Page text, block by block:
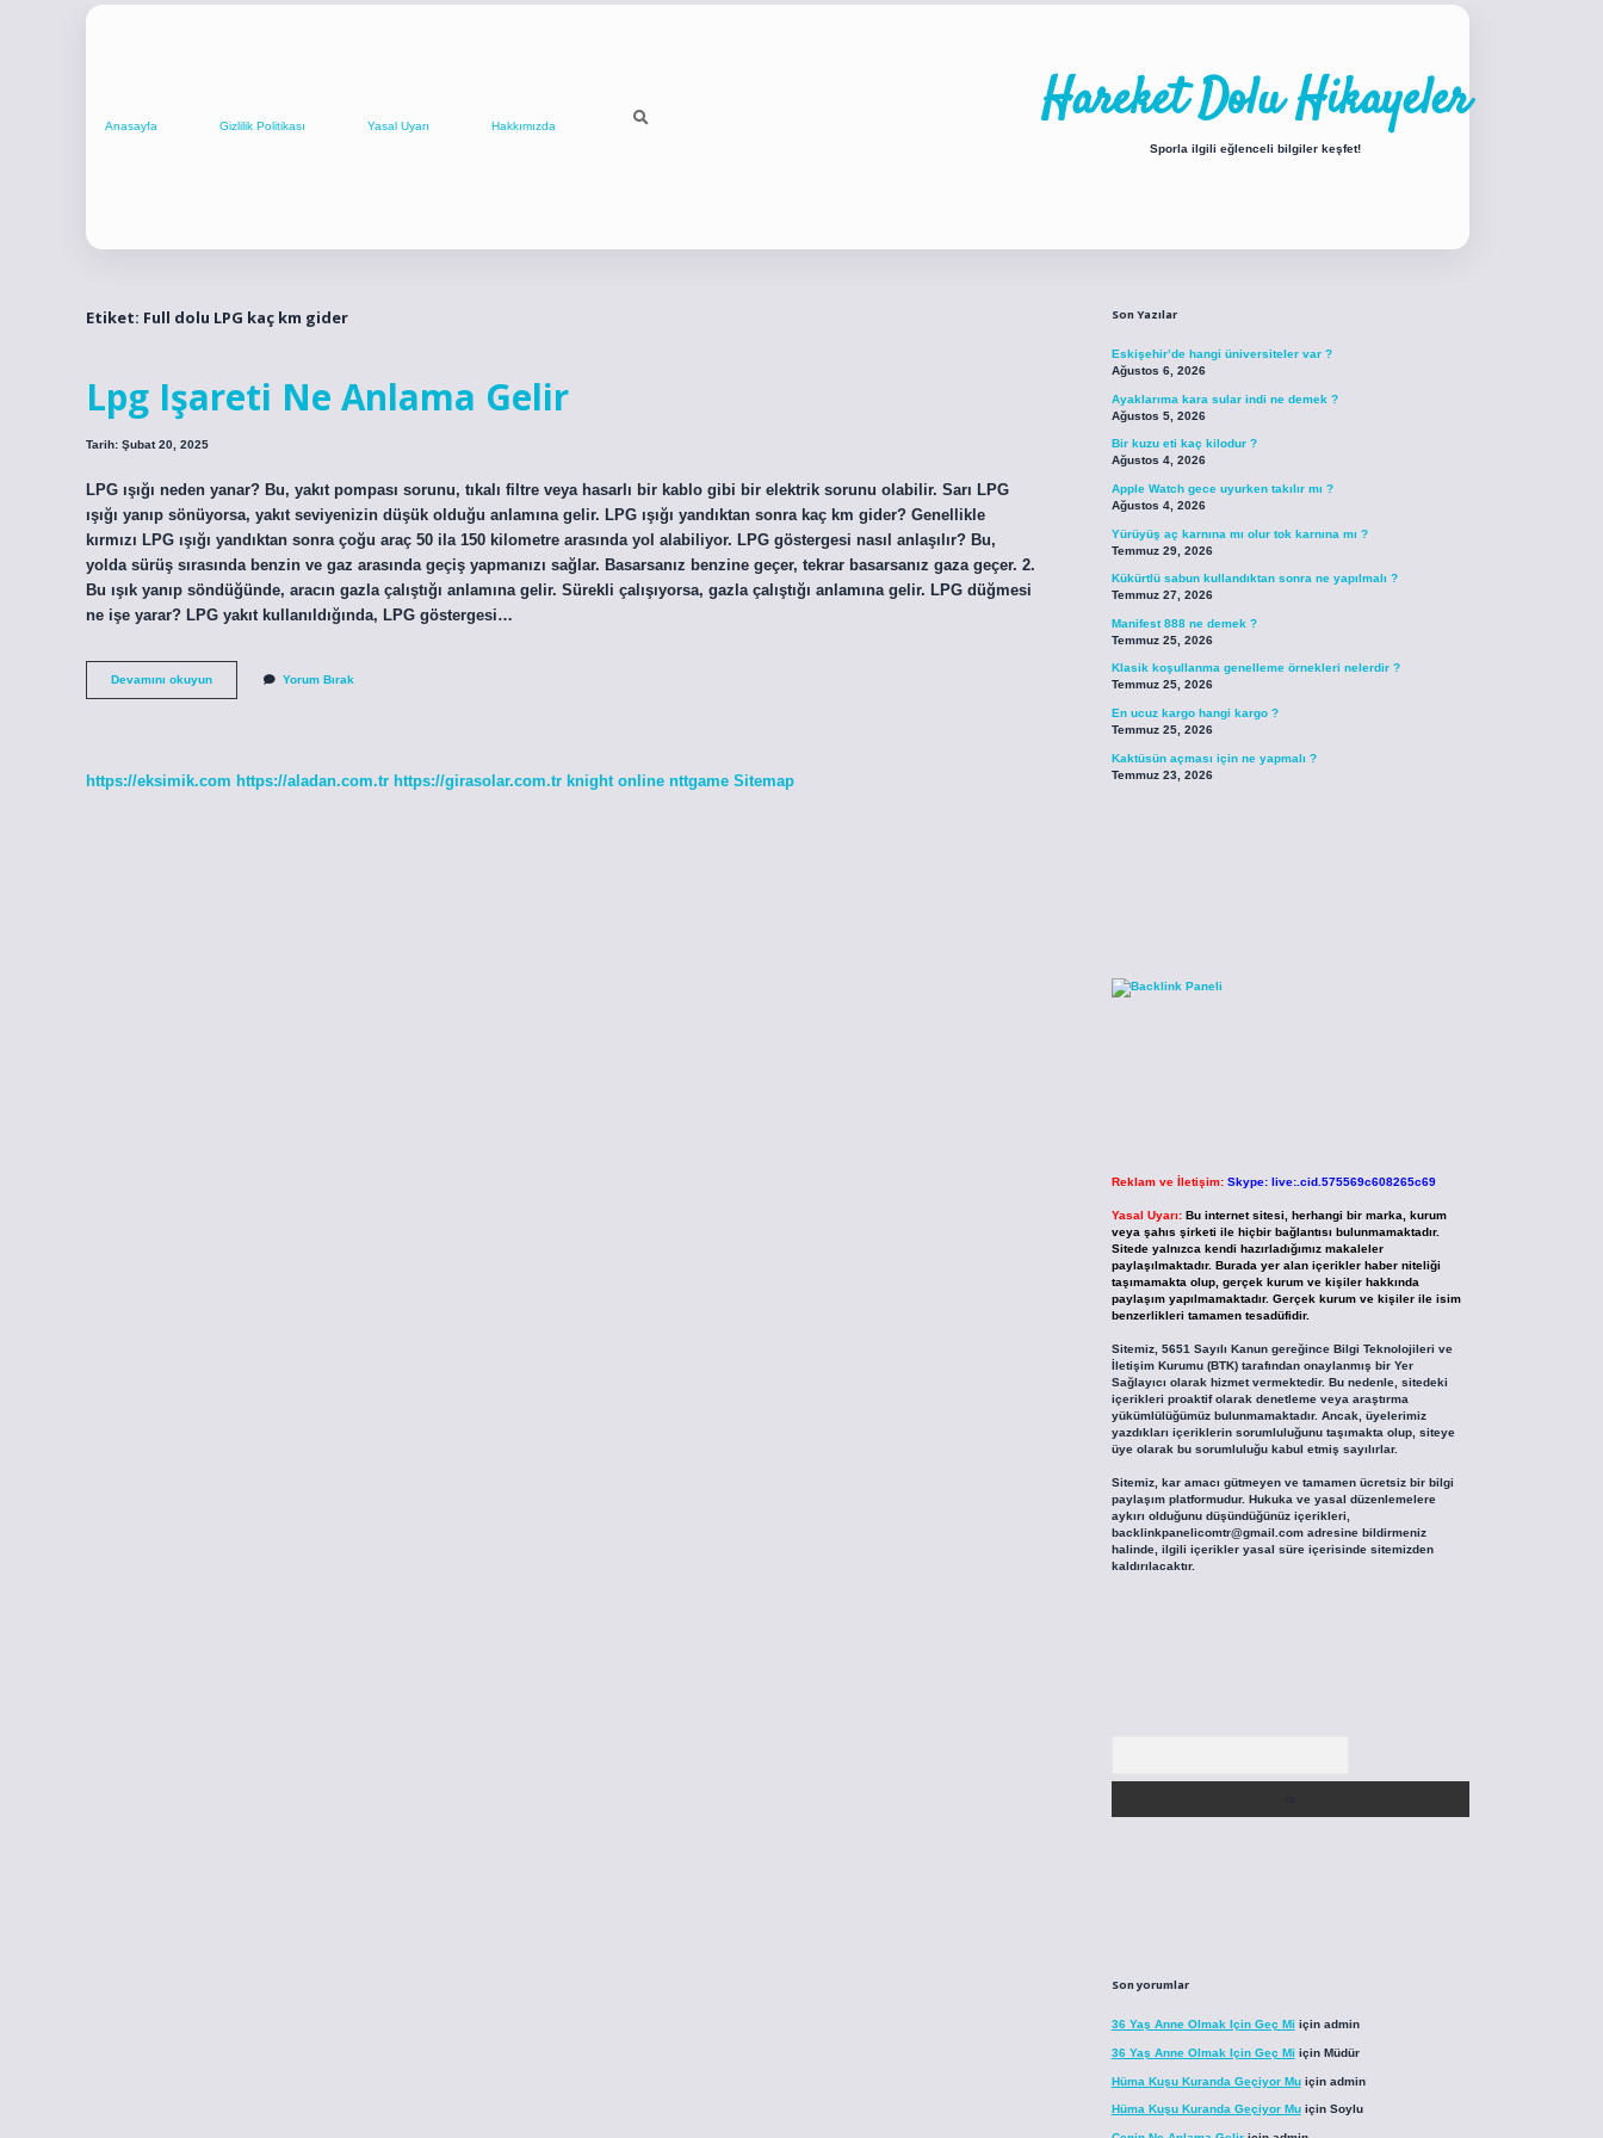
Anasayfa Gizlilik Politikası Yasal Uyarı Hakkımızda Hareket Dolu Hikayeler
Sporla ilgili eğlenceli bilgiler keşfet!
Etiket: Full dolu LPG kaç km gider
Lpg Işareti Ne Anlama Gelir
Tarih: Şubat 20, 2025
LPG ışığı neden yanar? Bu, yakıt pompası sorunu, tıkalı filtre veya hasarlı bir kablo gibi bir elektrik sorunu olabilir. Sarı LPG
ışığı yanıp sönüyorsa, yakıt seviyenizin düşük olduğu anlamına gelir. LPG ışığı yandıktan sonra kaç km gider? Genellikle
kırmızı LPG ışığı yandıktan sonra çoğu araç 50 ila 150 kilometre arasında yol alabiliyor. LPG göstergesi nasıl anlaşılır? Bu,
yolda sürüş sırasında benzin ve gaz arasında geçiş yapmanızı sağlar. Basarsanız benzine geçer, tekrar basarsanız gaza geçer. 2.
Bu ışık yanıp söndüğünde, aracın gazla çalıştığı anlamına gelir. Sürekli çalışıyorsa, gazla çalıştığı anlamına gelir. LPG düğmesi
ne işe yarar? LPG yakıt kullanıldığında, LPG göstergesi…
Devamını okuyunLpg
Işareti
Yorum Bırak
https://eksimik.com https://aladan.com.tr https://girasolar.com.tr knight online nttgame Sitemap
Son Yazılar
Eskişehir’de hangi üniversiteler var ?
Ağustos 6, 2026
Ayaklarıma kara sular indi ne demek ?
Ağustos 5, 2026
Bir kuzu eti kaç kilodur ?
Ağustos 4, 2026
Apple Watch gece uyurken takılır mı ?
Ağustos 4, 2026
Yürüyüş aç karnına mı olur tok karnına mı ?
Temmuz 29, 2026
Kükürtlü sabun kullandıktan sonra ne yapılmalı ?
Temmuz 27, 2026
Manifest 888 ne demek ?
Temmuz 25, 2026
Klasik koşullanma genelleme örnekleri nelerdir ?
Temmuz 25, 2026
En ucuz kargo hangi kargo ?
Temmuz 25, 2026
Kaktüsün açması için ne yapmalı ?
Temmuz 23, 2026
Reklam ve İletişim: Skype: live:.cid.575569c608265c69
Yasal Uyarı: Bu internet sitesi, herhangi bir marka, kurum
veya şahıs şirketi ile hiçbir bağlantısı bulunmamaktadır.
Sitede yalnızca kendi hazırladığımız makaleler
paylaşılmaktadır. Burada yer alan içerikler haber niteliği
taşımamakta olup, gerçek kurum ve kişiler hakkında
paylaşım yapılmamaktadır. Gerçek kurum ve kişiler ile isim
benzerlikleri tamamen tesadüfidir.
Sitemiz, 5651 Sayılı Kanun gereğince Bilgi Teknolojileri ve
İletişim Kurumu (BTK) tarafından onaylanmış bir Yer
Sağlayıcı olarak hizmet vermektedir. Bu nedenle, sitedeki
içerikleri proaktif olarak denetleme veya araştırma
yükümlülüğümüz bulunmamaktadır. Ancak, üyelerimiz
yazdıkları içeriklerin sorumluluğunu taşımakta olup, siteye
üye olarak bu sorumluluğu kabul etmiş sayılırlar.
Sitemiz, kar amacı gütmeyen ve tamamen ücretsiz bir bilgi
paylaşım platformudur. Hukuka ve yasal düzenlemelere
aykırı olduğunu düşündüğünüz içerikleri,
backlinkpanelicomtr@gmail.comadresine bildirmeniz
halinde, ilgili içerikler yasal süre içerisinde sitemizden
kaldırılacaktır.
Son yorumlar
36 Yaş Anne Olmak Için Geç Mi için admin
36 Yaş Anne Olmak Için Geç Mi için Müdür
Hüma Kuşu Kuranda Geçiyor Muiçin admin
Hüma Kuşu Kuranda Geçiyor Muiçin Soylu